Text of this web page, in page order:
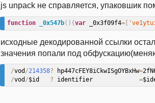
js unpack не справляется, упаковшик
function _0x547b( ) {var _0x3f09f4=[
исходные декодированной ссылки
значения попали под
/vod /214358? hp447cFEY8iCkwISgOYBxHw=
/vod /$id ? identifier =